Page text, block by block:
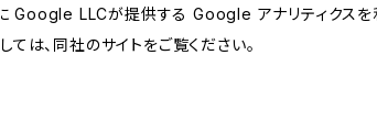
Google LLCが提供する Google アナリティクスを
は、同社のサイトをご覧ください。